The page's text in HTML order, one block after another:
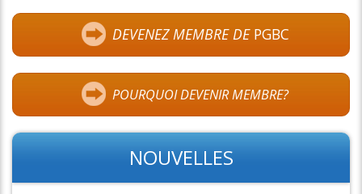
DEVENEZ MEMBRE DEPGBC
POURQUOI DEVENIR MEMBRE?
NOUVELLES